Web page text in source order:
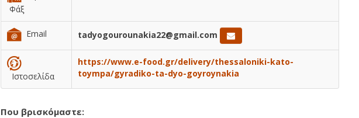
Φάξ
Email tadyogourounakia22@gmail.com
Ιστοσελίδα
https://www.e-food.gr/delivery/thessaloniki-kato-
toympa/gyradiko-ta-dyo-goyroynakia
Που βρισκόμαστε: